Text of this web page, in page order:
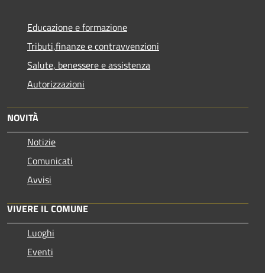
Educazione e formazione
Tributi,finanze e contravvenzioni
Salute, benessere e assistenza
Autorizzazioni
NOVITÀ
Notizie
Comunicati
Avvisi
VIVERE IL COMUNE
Luoghi
Eventi